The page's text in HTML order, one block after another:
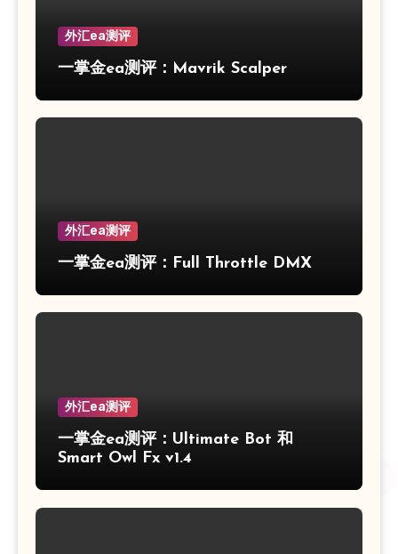
外汇ea测评
一掌金ea测评：Mavrik Scalper
外汇ea测评
一掌金ea测评：Full Throttle DMX
外汇ea测评
一掌金ea测评：Ultimate Bot 和
Smart Owl Fx v1.4